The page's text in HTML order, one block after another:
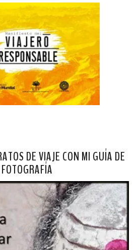
DE VIAJE CON MI GUÍA DE
FOTOGRAFÍA